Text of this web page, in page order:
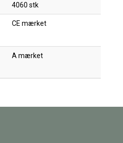
4060 stk
CE mærket
A mærket